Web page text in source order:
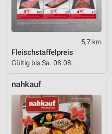
5,7 km
Fleischstaffelpreis
Gültig bis Sa. 08.08.
nahkauf